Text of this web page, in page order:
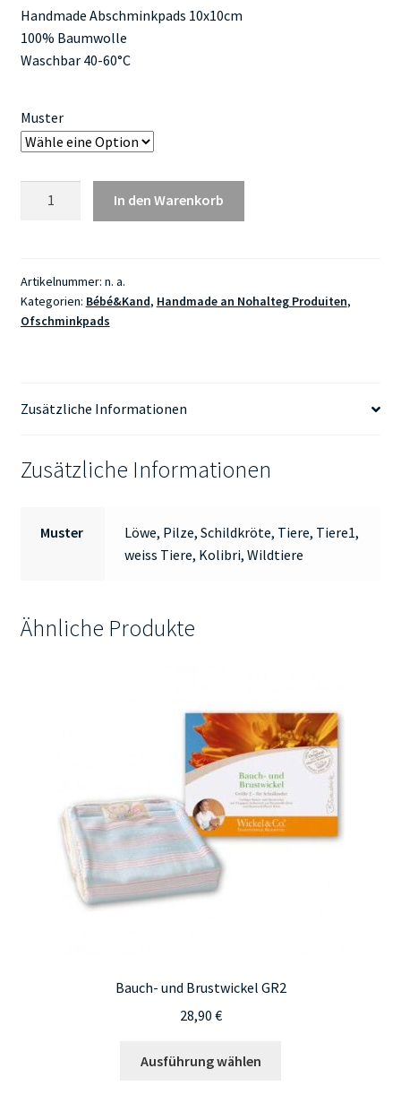
Handmade Abschminkpads 10x10cm
100% Baumwolle
Waschbar 40-60°C
Muster
In den Warenkorb
Artikelnummer: n. a.
Kategorien: Bébé&Kand, Handmade an Nohalteg Produiten,
Ofschminkpads
Zusätzliche Informationen
Zusätzliche Informationen
Muster
Löwe, Pilze, Schildkröte, Tiere, Tiere1,
weiss Tiere, Kolibri, Wildtiere
Ähnliche Produkte
Bauch- und Brustwickel GR2
28,90 €
Ausführung wählen